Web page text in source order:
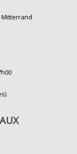
Mitterrand